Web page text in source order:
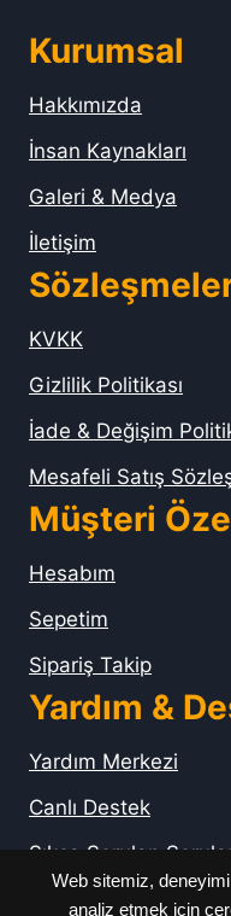
Web sitemiz,
analiz etmek için
Kurumsal
Hakkımızda
İnsan Kaynakları
Galeri & Medya
İletişim
KVKK
Gizlilik Politikası
İade & Değişim
Mesafeli Satış
Müşteri
Hesabım
Sepetim
Sipariş Takip
Yardım &
Yardım Merkezi
Canlı Destek
Sıkça Sorulan